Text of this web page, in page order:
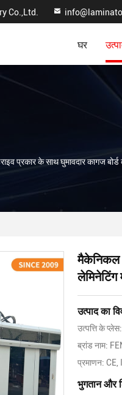
Co.,Ltd.
घर
प्रकार के साथ घुमावदार कागज बोर्ड
मैकेनिकल
लेमिनेटिंग
उत्पाद का
उत्पत्ति के
ब्रांड नाम:
प्रमाणन: CE,
भुगतान और